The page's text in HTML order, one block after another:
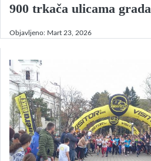
900 trkača ulicama grada
Objavljeno: Mart 23, 2026